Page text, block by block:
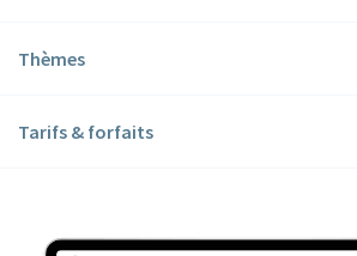
Thèmes
Tarifs & forfaits